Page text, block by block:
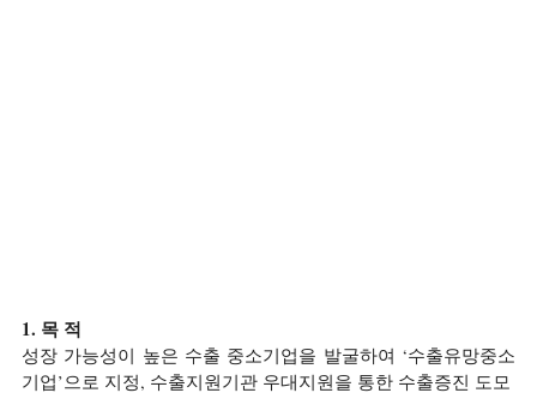
1. 목 적
성장 가능성이 높은 수출 중소기업을 발굴하여 ‘수출유망중소
기업’으로 지정, 수출지원기관 우대지원을 통한 수출증진 도모